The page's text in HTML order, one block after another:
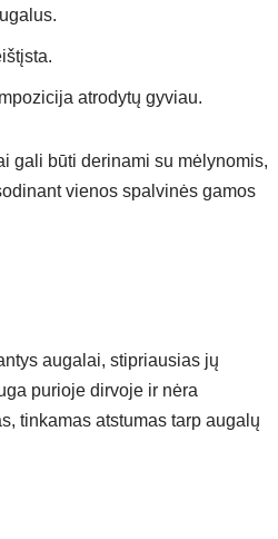
atrodytų gyviau.
gali būti derinami su mėlynomis,
vienos spalvinės gamos
augalai, stipriausias jų
purioje dirvoje ir nėra
tinkamas atstumas tarp augalų